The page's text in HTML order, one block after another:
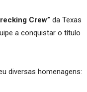
Crew” da Texas
a conquistar o título
diversas homenagens: